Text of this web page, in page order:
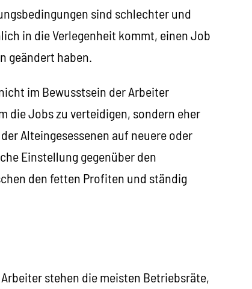
sind schlechter und
in die Verlegenheit kommt, einen Job
geändert haben.
im Bewusstsein der Arbeiter
die Jobs zu verteidigen, sondern eher
Alteingesessenen auf neuere oder
Einstellung gegenüber den
den fetten Profiten und ständig
stehen die meisten Betriebsräte,